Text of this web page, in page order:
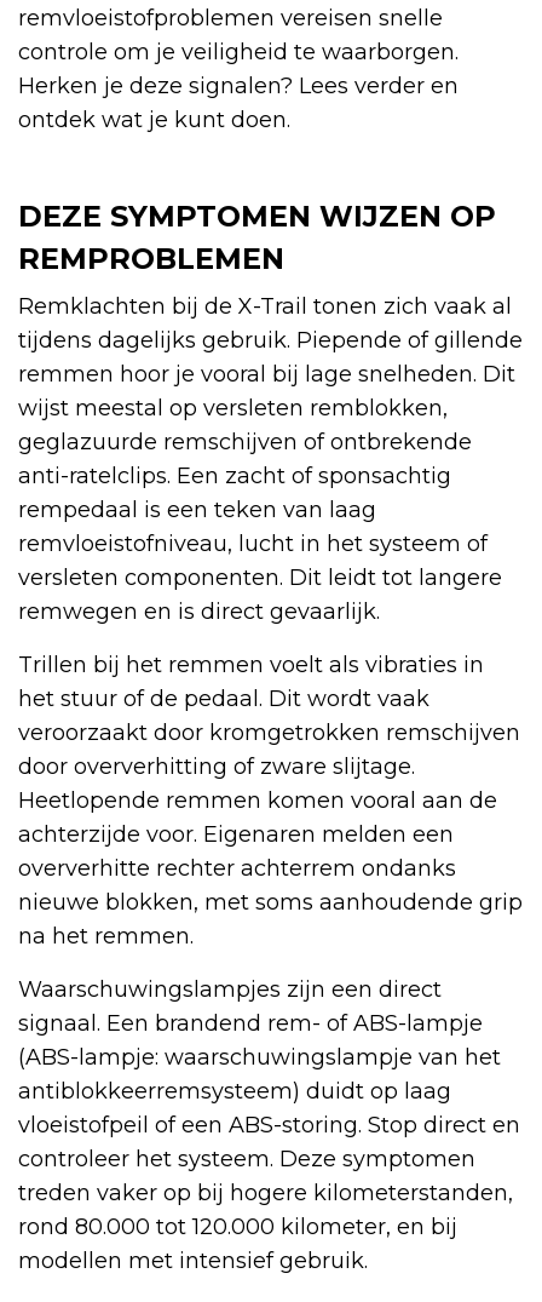
remvloeistofproblemen vereisen snelle
controle om je veiligheid te waarborgen.
Herken je deze signalen? Lees verder en
ontdek wat je kunt doen.
DEZE SYMPTOMEN WIJZEN OP
REMPROBLEMEN
Remklachten bij de X-Trail tonen zich vaak al
tijdens dagelijks gebruik. Piepende of gillende
remmen hoor je vooral bij lage snelheden. Dit
wijst meestal op versleten remblokken,
geglazuurde remschijven of ontbrekende
anti-ratelclips. Een zacht of sponsachtig
rempedaal is een teken van laag
remvloeistofniveau, lucht in het systeem of
versleten componenten. Dit leidt tot langere
remwegen en is direct gevaarlijk.
Trillen bij het remmen voelt als vibraties in
het stuur of de pedaal. Dit wordt vaak
veroorzaakt door kromgetrokken remschijven
door oververhitting of zware slijtage.
Heetlopende remmen komen vooral aan de
achterzijde voor. Eigenaren melden een
oververhitte rechter achterrem ondanks
nieuwe blokken, met soms aanhoudende grip
na het remmen.
Waarschuwingslampjes zijn een direct
signaal. Een brandend rem- of ABS-lampje
(ABS-lampje: waarschuwingslampje van het
antiblokkeerremsysteem) duidt op laag
vloeistofpeil of een ABS-storing. Stop direct en
controleer het systeem. Deze symptomen
treden vaker op bij hogere kilometerstanden,
rond 80.000 tot 120.000 kilometer, en bij
modellen met intensief gebruik.